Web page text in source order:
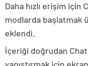
Daha hızlı erişim için
modlarda başlatmak
eklendi.
İçeriği doğrudan